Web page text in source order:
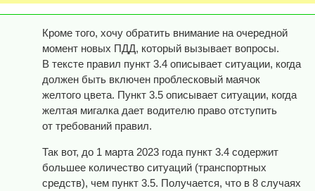
Кроме того, хочу обратить внимание на очередной
момент новых ПДД, который вызывает вопросы.
В тексте правил пункт 3.4 описывает ситуации, когда
должен быть включен проблесковый маячок
желтого цвета. Пункт 3.5 описывает ситуации, когда
желтая мигалка дает водителю право отступить
от требований правил.
Так вот, до 1 марта 2023 года пункт 3.4 содержит
большее количество ситуаций (транспортных
средств), чем пункт 3.5. Получается, что в 8 случаях